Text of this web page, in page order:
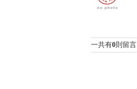
一共有0則留言